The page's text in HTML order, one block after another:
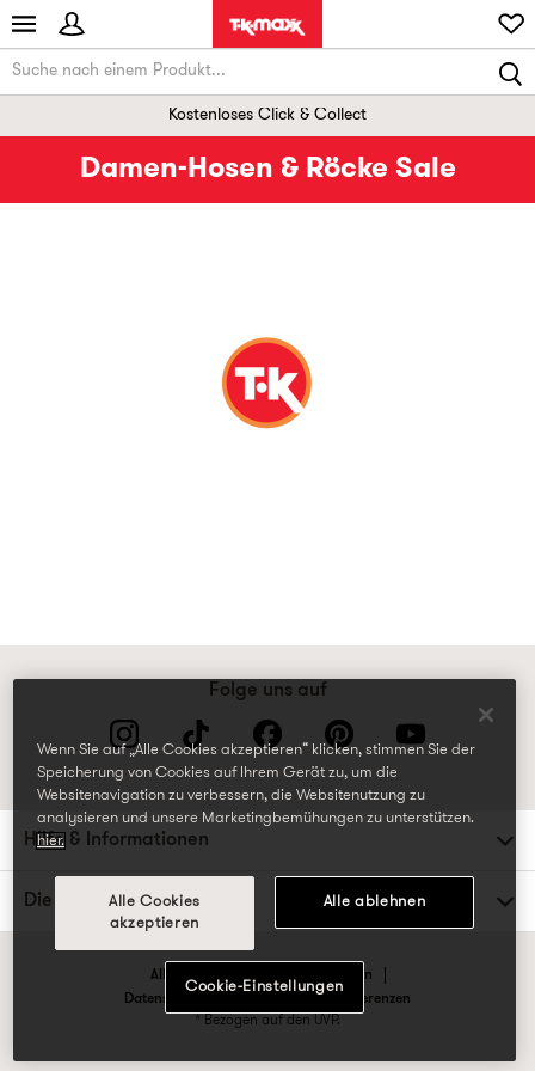
Kostenloses Click & Collect
Damen-Hosen & Röcke Sale
Folge uns auf
Hilfe & Informationen
Die TK Maxx Familie
Allgemeine Geschäftsbedingungen
Datenschutzrichtlinien & Cookie-Präferenzen
* Bezogen auf den UVP.
Wenn Sie auf „Alle Cookies akzeptieren“ klicken, stimmen Sie der
Speicherung von Cookies auf Ihrem Gerät zu, um die
Websitenavigation zu verbessern, die Websitenutzung zu
analysieren und unsere Marketingbemühungen zu unterstützen.
hier.
Alle Cookies
akzeptieren
Alle ablehnen
Cookie-Einstellungen